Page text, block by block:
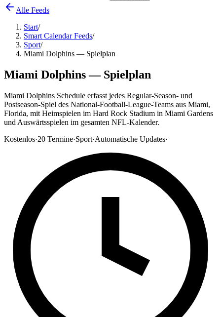
Alle Feeds
Start/
Smart Calendar Feeds/
Sport/
Miami Dolphins — Spielplan
Miami Dolphins — Spielplan
Miami Dolphins Schedule erfasst jedes Regular-Season- und
Postseason-Spiel des National-Football-League-Teams aus Miami,
Florida, mit Heimspielen im Hard Rock Stadium in Miami Gardens
und Auswärtsspielen im gesamten NFL-Kalender.
Kostenlos·20 Termine·Sport·Automatische Updates·